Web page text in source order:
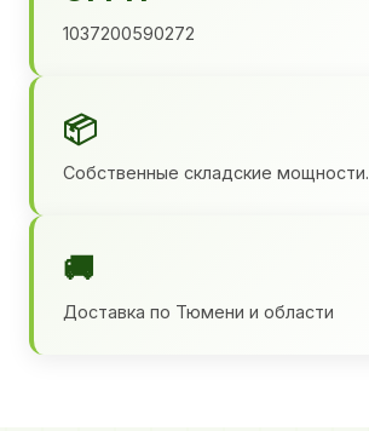
1037200590272
📦
Собственные складские мощности.
🚚
Доставка по Тюмени и области